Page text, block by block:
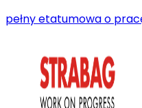
pełny etatumowa o